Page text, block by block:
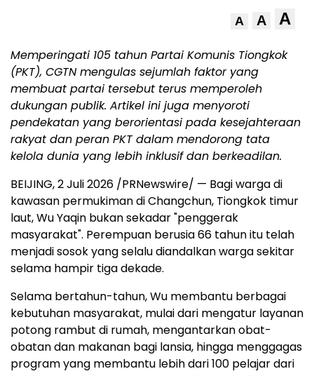
A A A
Memperingati 105 tahun Partai Komunis Tiongkok
(PKT), CGTN mengulas sejumlah faktor yang
membuat partai tersebut terus memperoleh
dukungan publik. Artikel ini juga menyoroti
pendekatan yang berorientasi pada kesejahteraan
rakyat dan peran PKT dalam mendorong tata
kelola dunia yang lebih inklusif dan berkeadilan.
BEIJING, 2 Juli 2026 /PRNewswire/ — Bagi warga di
kawasan permukiman di Changchun, Tiongkok timur
laut, Wu Yaqin bukan sekadar "penggerak
masyarakat". Perempuan berusia 66 tahun itu telah
menjadi sosok yang selalu diandalkan warga sekitar
selama hampir tiga dekade.
Selama bertahun-tahun, Wu membantu berbagai
kebutuhan masyarakat, mulai dari mengatur layanan
potong rambut di rumah, mengantarkan obat-
obatan dan makanan bagi lansia, hingga menggagas
program yang membantu lebih dari 100 pelajar dari